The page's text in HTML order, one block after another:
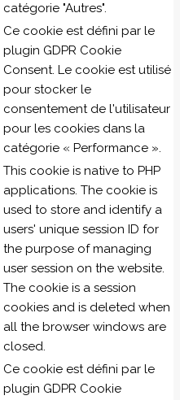
catégorie "Autres".
Ce cookie est défini par le
plugin GDPR Cookie
Consent. Le cookie est utilisé
pour stocker le
consentement de l'utilisateur
pour les cookies dans la
catégorie « Performance ».
This cookie is native to PHP
applications. The cookie is
used to store and identify a
users' unique session ID for
the purpose of managing
user session on the website.
The cookie is a session
cookies and is deleted when
all the browser windows are
closed.
Ce cookie est défini par le
plugin GDPR Cookie